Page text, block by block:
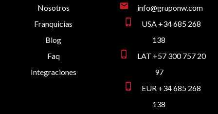
mail info@gruponw.com
phone_iphone
USA +34 685 268
138
phone_iphone
LAT +57 300 757 20
97
phone_iphone
EUR +34 685 268
138
Nosotros
Franquicias
Blog
Faq
Integraciones